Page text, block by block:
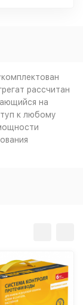
рассчитан
на
к любому